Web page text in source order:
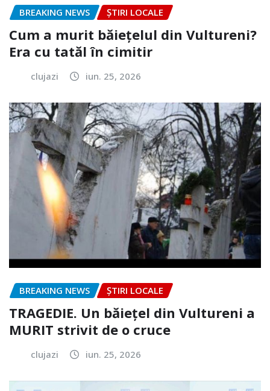
BREAKING NEWS ȘTIRI LOCALE
Cum a murit băiețelul din Vultureni?
Era cu tatăl în cimitir
clujazi iun. 25, 2026
BREAKING NEWS ȘTIRI LOCALE
TRAGEDIE. Un băiețel din Vultureni a
MURIT strivit de o cruce
clujazi iun. 25, 2026